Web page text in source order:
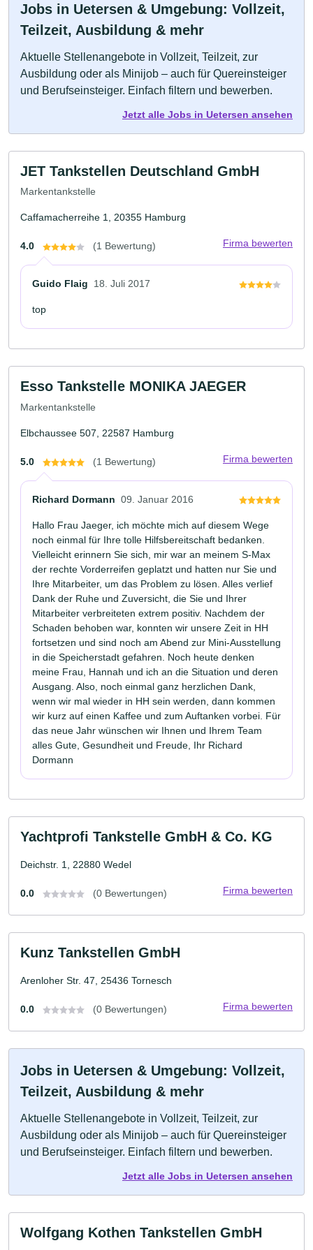
Jobs in Uetersen & Umgebung: Vollzeit,
Teilzeit, Ausbildung & mehr
Aktuelle Stellenangebote in Vollzeit, Teilzeit, zur
Ausbildung oder als Minijob – auch für Quereinsteiger
und Berufseinsteiger. Einfach filtern und bewerben.
Jetzt alle Jobs in Uetersen ansehen
JET Tankstellen Deutschland GmbH
Markentankstelle
Caffamacherreihe 1, 20355 Hamburg
4.0 (1 Bewertung) Firma bewerten
Guido Flaig 18. Juli 2017
top
Esso Tankstelle MONIKA JAEGER
Markentankstelle
Elbchaussee 507, 22587 Hamburg
5.0 (1 Bewertung) Firma bewerten
Richard Dormann 09. Januar 2016
Hallo Frau Jaeger, ich möchte mich auf diesem Wege
noch einmal für Ihre tolle Hilfsbereitschaft bedanken.
Vielleicht erinnern Sie sich, mir war an meinem S-Max
der rechte Vorderreifen geplatzt und hatten nur Sie und
Ihre Mitarbeiter, um das Problem zu lösen. Alles verlief
Dank der Ruhe und Zuversicht, die Sie und Ihrer
Mitarbeiter verbreiteten extrem positiv. Nachdem der
Schaden behoben war, konnten wir unsere Zeit in HH
fortsetzen und sind noch am Abend zur Mini-Ausstellung
in die Speicherstadt gefahren. Noch heute denken
meine Frau, Hannah und ich an die Situation und deren
Ausgang. Also, noch einmal ganz herzlichen Dank,
wenn wir mal wieder in HH sein werden, dann kommen
wir kurz auf einen Kaffee und zum Auftanken vorbei. Für
das neue Jahr wünschen wir Ihnen und Ihrem Team
alles Gute, Gesundheit und Freude, Ihr Richard
Dormann
Yachtprofi Tankstelle GmbH & Co. KG
Deichstr. 1, 22880 Wedel
0.0 (0 Bewertungen) Firma bewerten
Kunz Tankstellen GmbH
Arenloher Str. 47, 25436 Tornesch
0.0 (0 Bewertungen) Firma bewerten
Jobs in Uetersen & Umgebung: Vollzeit,
Teilzeit, Ausbildung & mehr
Aktuelle Stellenangebote in Vollzeit, Teilzeit, zur
Ausbildung oder als Minijob – auch für Quereinsteiger
und Berufseinsteiger. Einfach filtern und bewerben.
Jetzt alle Jobs in Uetersen ansehen
Wolfgang Kothen Tankstellen GmbH